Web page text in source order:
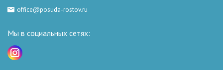
office@posuda-rostov.ru
Мы в социальных сетях: